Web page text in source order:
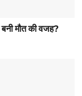
मौत की वजह?